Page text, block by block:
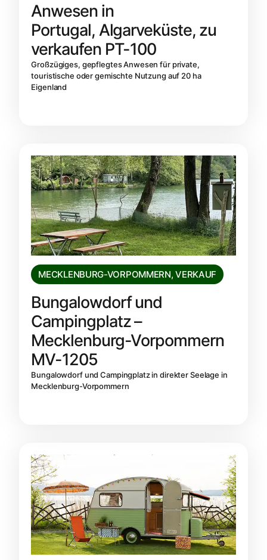
Anwesen in
Portugal, Algarveküste, zu
verkaufen PT-100
Großzügiges, gepflegtes Anwesen für private,
touristische oder gemischte Nutzung auf 20 ha
Eigenland
MECKLENBURG-VORPOMMERN,VERKAUF
Bungalowdorf und
Campingplatz –
Mecklenburg-Vorpommern
MV-1205
Bungalowdorf und Campingplatz in direkter Seelage in
Mecklenburg-Vorpommern